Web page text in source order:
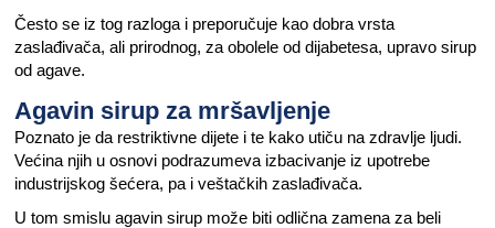
Često se iz tog razloga i preporučuje kao dobra vrsta
zaslađivača, ali prirodnog, za obolele od dijabetesa, upravo sirup
od agave.
Agavin sirup za mršavljenje
Poznato je da restriktivne dijete i te kako utiču na zdravlje ljudi.
Većina njih u osnovi podrazumeva izbacivanje iz upotrebe
industrijskog šećera, pa i veštačkih zaslađivača.
U tom smislu agavin sirup može biti odlična zamena za beli